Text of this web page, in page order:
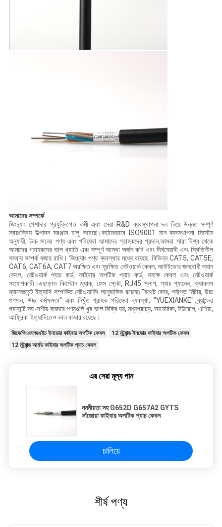
আমাদের সম্পর্কে
জিংচ্যাং পেশাদার প্রযুক্তিগত কর্মী এবং সেরা R&D ব্যবস্থাপনা দল নিয়ে উন্নত সম্পূর্ণ
স্বয়ংক্রিয় উত্পাদন সরঞ্জাম চালু করেছে।কঠোরভাবে ISO9001 মান ব্যবস্থাপনা সিস্টেম
অনুযায়ী, উচ্চ মানের পণ্য এবং পরিষেবা আমাদের গ্রাহকদের প্রদান.আমরা সারা বিশ্ব থেকে
আমাদের গ্রাহকদের ভাল খ্যাতি এবং সম্পূর্ণ আস্থা অর্জন করি এবং দীর্ঘমেয়াদী এবং স্থিতিশীল
সমবায় সম্পর্ক বজায় রাখি। জিংচ্যাং পণ্য ব্যবস্থার মধ্যে রয়েছে: বিভিন্ন CAT5, CAT5E,
CAT6, CAT6A, CAT7 অরক্ষিত এবং সুরক্ষিত নেটওয়ার্ক কেবল, আউটডোর জলরোধী ল্যান
কেবল, নেটওয়ার্ক প্যাচ কর্ড, ফাইবার অপটিক প্যাচ কর্ড, সমাক্ষ কেবল এবং নেটওয়ার্ক
সংযোগকারী।এছাড়াও কিস্টোন জ্যাক, ফেস প্লেট, RJ45 প্লাগ, প্যাচ প্যানেল, ক্যাবলস
ম্যানেজমেন্ট ইত্যাদি সম্পর্কিত নেটওয়ার্কিং আনুষাঙ্গিক রয়েছে৷ "যথেষ্ট কোর, পর্যাপ্ত মিটার, উচ্চ
গুণমান, উচ্চ কর্মক্ষমতা" এবং নিখুঁত গ্রাহক পরিষেবা ব্যবস্থা, "YUEXIANKE" ব্র্যান্ডের
গ্যারান্টি সহ দেশীয় বাজারে পণ্যগুলি খুব ভাল বিক্রি হয়, মধ্যপ্রাচ্য, আমেরিকা, ইউরোপ, এশিয়া,
আফ্রিকা ইত্যাদিতেও ভাল বাজার রয়েছে।
জিজেপিএফজেএইচ ইনডোর ফাইবার অপটিক কেবল
12 স্ট্র্যান্ড ইনডোর ফাইবার অপটিক কেবল
12 স্ট্র্যান্ড আর্মড ফাইবার অপটিক প্যাচ কেবল
এর সেরা মূল্য পান
নমনীয়তা সহ G652D G657A2 GYTS
সাঁজোয়া ফাইবার অপটিক প্যাচ কেবল
চালিয়ে
শীর্ষ পণ্য